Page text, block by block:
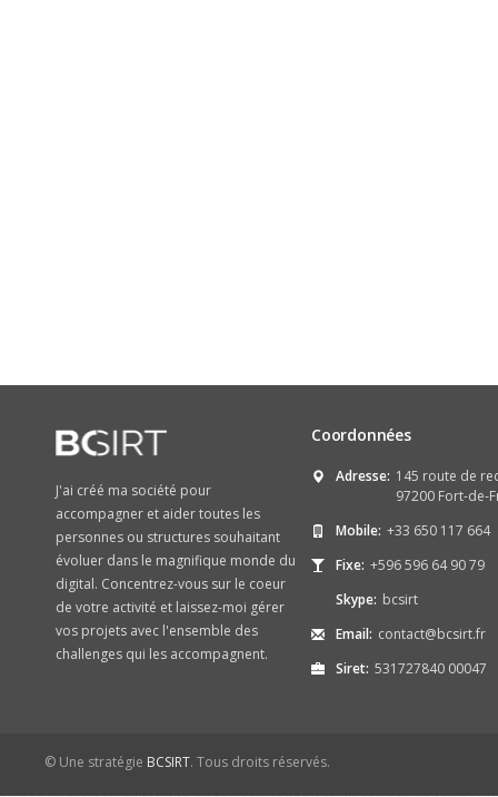
J'ai créé ma société pour
accompagner et aider toutes les
personnes ou structures souhaitant
évoluer dans le magnifique monde du
digital. Concentrez-vous sur le coeur
de votre activité et laissez-moi gérer
vos projets avec l'ensemble des
challenges qui les accompagnent.
Coordonnées
Adresse: 145 route de
97200 Fort-de-
Mobile: +33 650 117 664
Fixe: +596 596 64 90 79
Skype: bcsirt
Email: contact@bcsirt.fr
Siret: 531727840 00047
© Une stratégie BCSIRT. Tous droits réservés.